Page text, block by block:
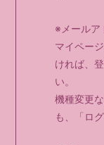
※メールア
マイペー
ければ、
い。
機種変更
も、「ロ